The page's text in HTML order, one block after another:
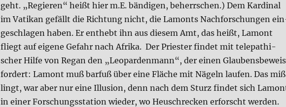
geht. „Regie­ren“ heißt hier m.E. bän­di­gen, beherr­schen.) Dem Kar­di­nal
im Vati­kan gefällt die Rich­tung nicht, die Lamonts Nach­for­schun­gen
ge­schla­gen haben. Er ent­hebt ihn aus die­sem Amt, das heißt, Lamont
fliegt auf eige­ne Gefahr nach Afri­ka. Der Prie­ster fin­det mit tele­pa­thi­
scher Hil­fe von Regan den „Leo­par­den­mann“, der einen Glau­bens­be­weis
for­dert: Lamont muß bar­fuß über eine Flä­che mit Nägeln lau­fen. Das
lingt, war aber nur eine Illu­si­on, denn nach dem Sturz fin­det sich
in einer For­schungs­sta­ti­on wie­der, wo Heu­schrecken erforscht wer­den.